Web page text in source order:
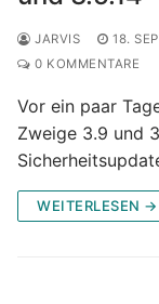
JARVIS 18.
0 KOMMENTARE
Vor ein paar
Zweige 3.9 und
WEITERLESEN →